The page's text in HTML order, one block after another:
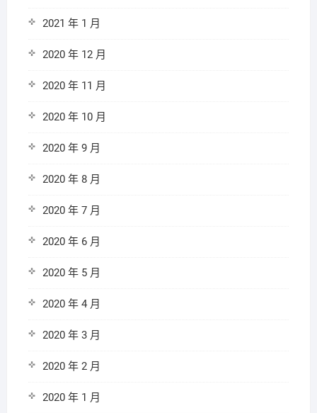
2021 年 1 月
2020 年 12 月
2020 年 11 月
2020 年 10 月
2020 年 9 月
2020 年 8 月
2020 年 7 月
2020 年 6 月
2020 年 5 月
2020 年 4 月
2020 年 3 月
2020 年 2 月
2020 年 1 月